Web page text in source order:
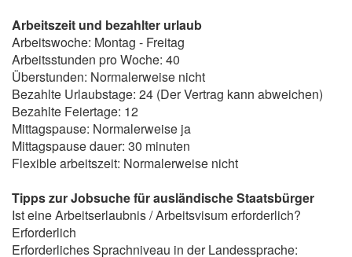
Arbeitszeit und bezahlter urlaub
Arbeitswoche: Montag - Freitag
Arbeitsstunden pro Woche: 40
Überstunden: Normalerweise nicht
Bezahlte Urlaubstage: 24 (Der Vertrag kann abweichen)
Bezahlte Feiertage: 12
Mittagspause: Normalerweise ja
Mittagspause dauer: 30 minuten
Flexible arbeitszeit: Normalerweise nicht
Tipps zur Jobsuche für ausländische Staatsbürger
Ist eine Arbeitserlaubnis / Arbeitsvisum erforderlich?
Erforderlich
Erforderliches Sprachniveau in der Landessprache: